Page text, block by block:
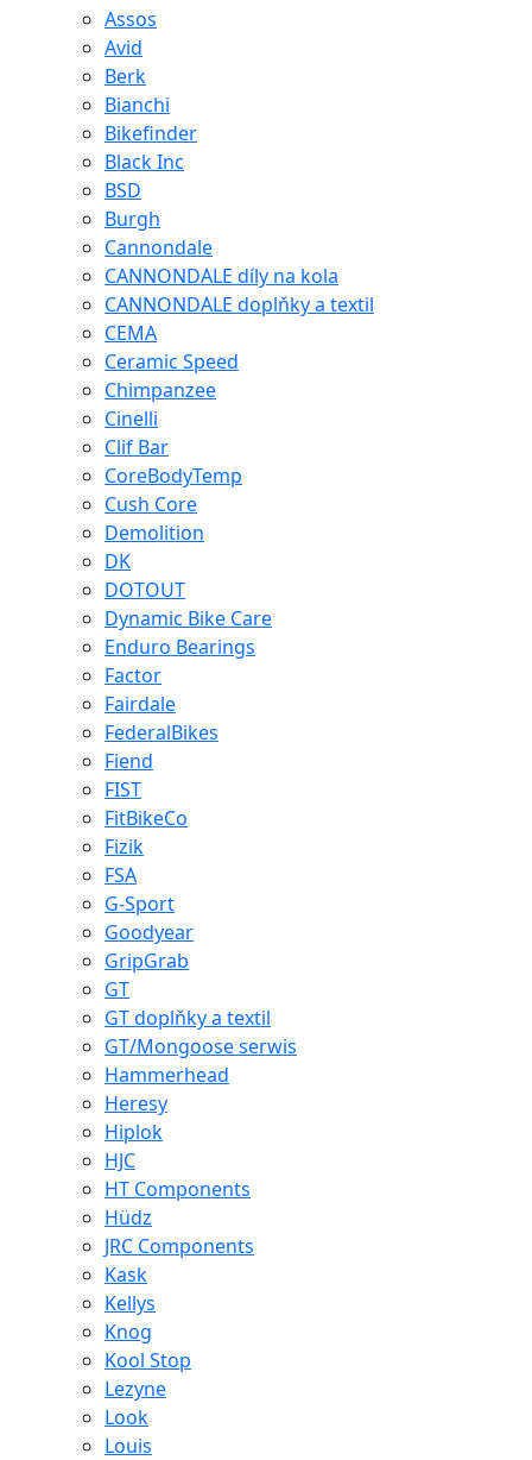
Assos
Avid
Berk
Bianchi
Bikefinder
Black Inc
BSD
Burgh
Cannondale
CANNONDALE díly na kola
CANNONDALE doplňky a textil
CEMA
Ceramic Speed
Chimpanzee
Cinelli
Clif Bar
CoreBodyTemp
Cush Core
Demolition
DK
DOTOUT
Dynamic Bike Care
Enduro Bearings
Factor
Fairdale
FederalBikes
Fiend
FIST
FitBikeCo
Fizik
FSA
G-Sport
Goodyear
GripGrab
GT
GT doplňky a textil
GT/Mongoose serwis
Hammerhead
Heresy
Hiplok
HJC
HT Components
Hüdz
JRC Components
Kask
Kellys
Knog
Kool Stop
Lezyne
Look
Louis